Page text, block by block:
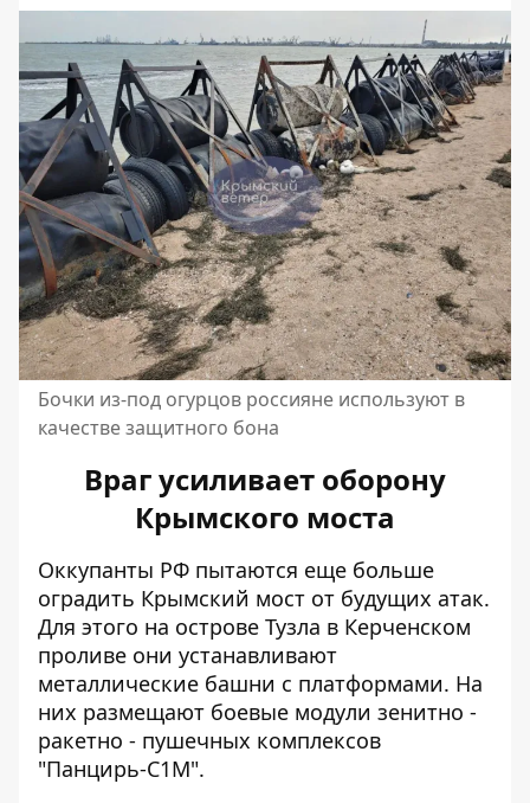
Бочки из-под огурцов россияне используют в
качестве защитного бона
Враг усиливает оборону
Крымского моста
Оккупанты РФ пытаются еще больше
оградить Крымский мост от будущих атак.
Для этого на острове Тузла в Керченском
проливе они устанавливают
металлические башни с платформами. На
них размещают боевые модули зенитно -
ракетно - пушечных комплексов
"Панцирь-С1М".